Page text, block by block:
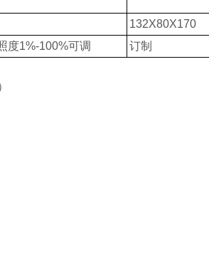
132X80X170
度1%-100%可调
订制